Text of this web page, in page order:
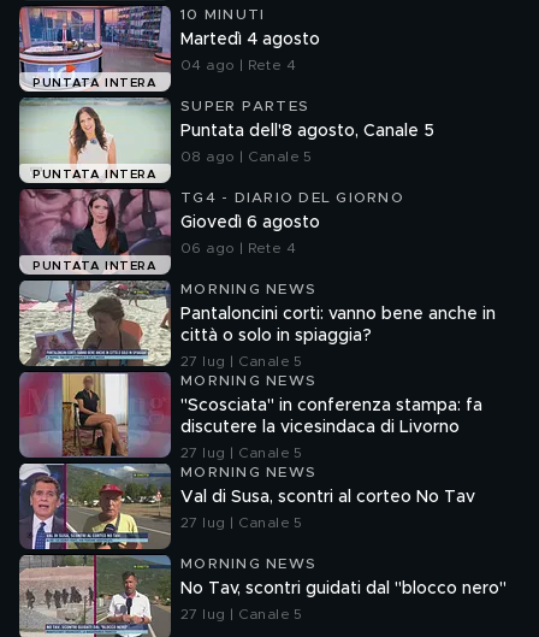
PUNTATA INTERA
10 MINUTI
Martedì 4 agosto
04 ago | Rete 4
PUNTATA INTERA
SUPER PARTES
Puntata dell'8 agosto, Canale 5
08 ago | Canale 5
PUNTATA INTERA
TG4 - DIARIO DEL GIORNO
Giovedì 6 agosto
06 ago | Rete 4
MORNING NEWS
Pantaloncini corti: vanno bene anche in
città o solo in spiaggia?
27 lug | Canale 5
MORNING NEWS
"Scosciata" in conferenza stampa: fa
discutere la vicesindaca di Livorno
27 lug | Canale 5
MORNING NEWS
Val di Susa, scontri al corteo No Tav
27 lug | Canale 5
MORNING NEWS
No Tav, scontri guidati dal "blocco nero"
27 lug | Canale 5